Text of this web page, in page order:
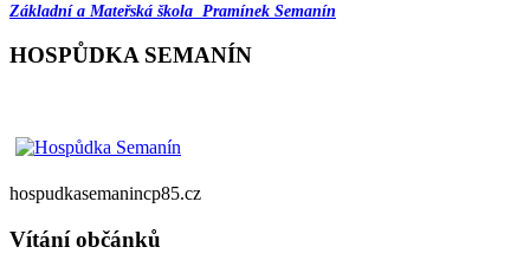
Základní a Mateřská škola Pramínek Semanín
HOSPŮDKA SEMANÍN
hospudkasemanincp85.cz
Vítání občánků